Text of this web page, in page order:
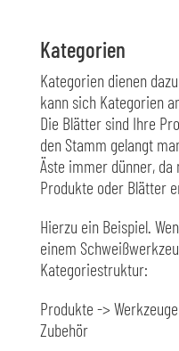
Kategorien
Kategorien dienen
kann sich Kategorien
Die Blätter sind Ihre
den Stamm gelangt
Äste immer dünner,
Produkte oder Blätter
Hierzu ein Beispiel.
einem
Kategoriestruktur:
Produkte ->
Zubehör